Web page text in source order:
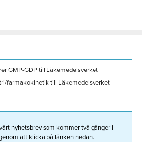
GMP-GDP till Läkemedelsverket
farmakokinetik till Läkemedelsverket
nyhetsbrev som kommer två gånger i
att klicka på länken nedan.